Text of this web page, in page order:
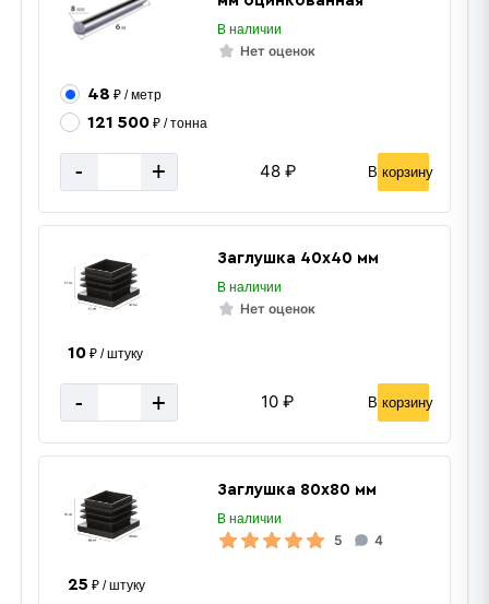
В наличии
Нет оценок
48 ₽ / метр
121 500 ₽ / тонна
- + 48 ₽ В корзину
Заглушка 40х40 мм
В наличии
Нет оценок
10 ₽ / штуку
- + 10 ₽ В корзину
Заглушка 80х80 мм
В наличии
5 4
25 ₽ / штуку
Сетка рабица